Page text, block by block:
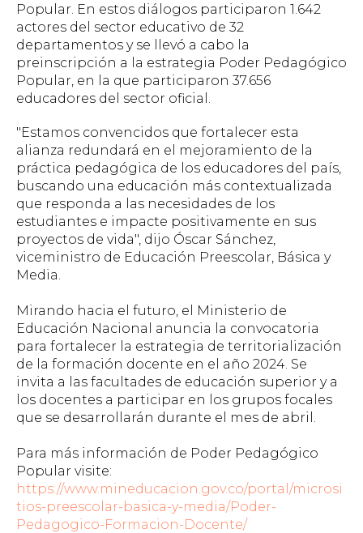
Popular. En estos diálogos participaron 1.642
actores del sector educativo de 32
departamentos y se llevó a cabo la
preinscripción a la estrategia Poder Pedagógico
Popular, en la que participaron 37.656
educadores del sector oficial.
"Estamos convencidos que fortalecer esta
alianza redundará en el mejoramiento de la
práctica pedagógica de los educadores del país,
buscando una educación más contextualizada
que responda a las necesidades de los
estudiantes e impacte positivamente en sus
proyectos de vida", dijo Óscar Sánchez,
viceministro de Educación Preescolar, Básica y
Media.
Mirando hacia el futuro, el Ministerio de
Educación Nacional anuncia la convocatoria
para fortalecer la estrategia de territorialización
de la formación docente en el año 2024. Se
invita a las facultades de educación superior y a
los docentes a participar en los grupos focales
que se desarrollarán durante el mes de abril.
Para más información de Poder Pedagógico
Popular visite:
https://www.mineducacion.gov.co/portal/microsi
tios-preescolar-basica-y-media/Poder-
Pedagogico-Formacion-Docente/